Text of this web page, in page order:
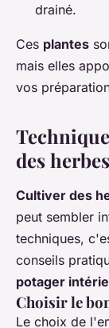
drainé.
Ces plantes
mais elles
vos
des
Cultiver des
peut sembler
techniques,
conseils
potager
Choisir le
Le choix de